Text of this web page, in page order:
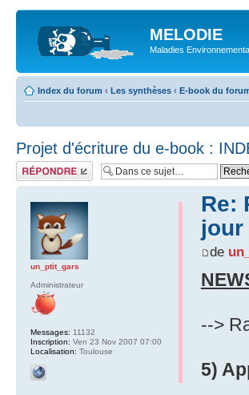
MELODIE
Maladies
Index du forum ‹ Les synthèses ‹ E-book du
Projet d'écriture du e-book :
Répondre
Re:
jour
de
-->
5)
un_ptit_gars
Administrateur
Messages: 11132
Inscription: Ven 23 Nov 2007 07:00
Localisation: Toulouse